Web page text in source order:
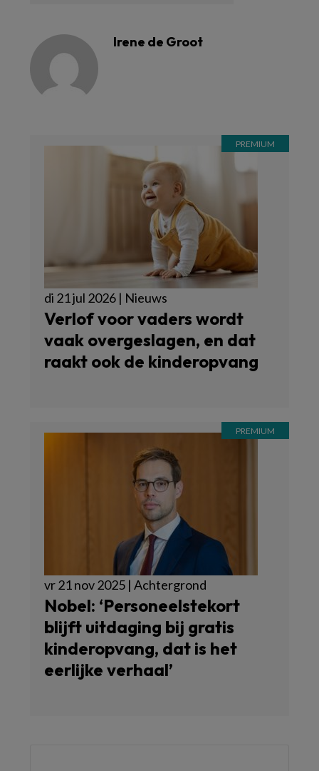
Irene de Groot
di 21 jul 2026 | Nieuws
Verlof voor vaders wordt
vaak overgeslagen, en dat
raakt ook de kinderopvang
vr 21 nov 2025 | Achtergrond
Nobel: ‘Personeelstekort
blijft uitdaging bij gratis
kinderopvang, dat is het
eerlijke verhaal’